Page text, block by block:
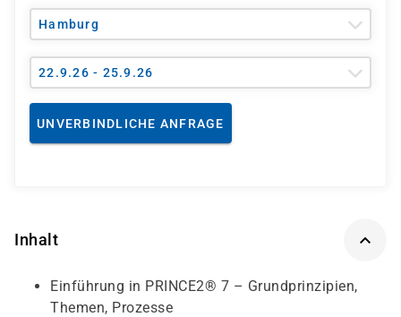
Hamburg
22.9.26 - 25.9.26
UNVERBINDLICHE ANFRAGE
Inhalt
Einführung in PRINCE2® 7 – Grundprinzipien,
Themen, Prozesse